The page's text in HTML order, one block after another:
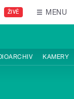
ŽIVĚ MENU
KAMERY